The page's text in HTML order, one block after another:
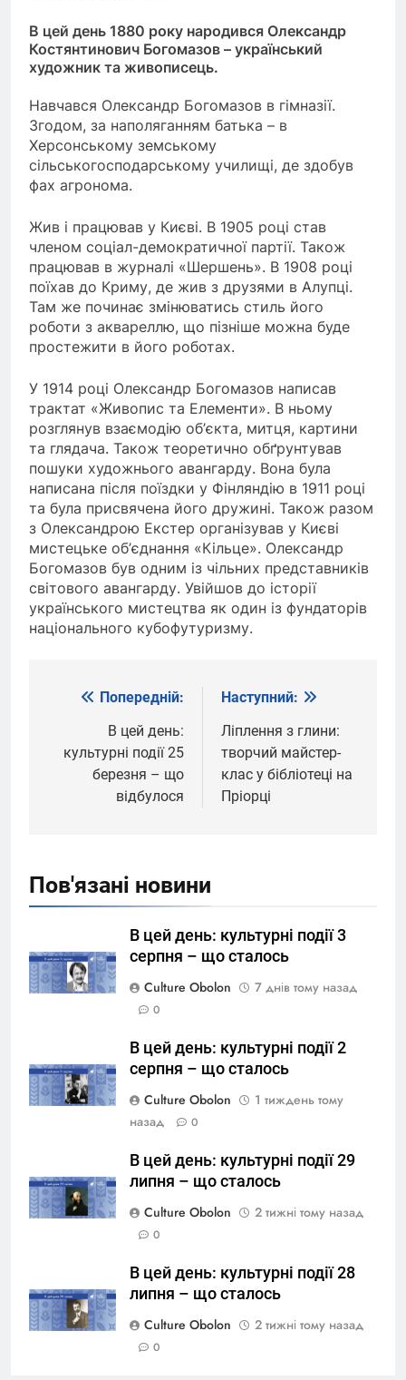
В цей день 1880 року народився Олександр
Костянтинович Богомазов – український
художник та живописець.
Навчався Олександр Богомазов в гімназії.
Згодом, за наполяганням батька – в
Херсонському земському
сільськогосподарському училищі, де здобув
фах агронома.
Жив і працював у Києві. В 1905 році став
членом соціал-демократичної партії. Також
працював в журналі «Шершень». В 1908 році
поїхав до Криму, де жив з друзями в Алупці.
Там же починає змінюватись стиль його
роботи з аквареллю, що пізніше можна буде
простежити в його роботах.
У 1914 році Олександр Богомазов написав
трактат «Живопис та Елементи». В ньому
розглянув взаємодію об’єкта, митця, картини
та глядача. Також теоретично обґрунтував
пошуки художнього авангарду. Вона була
написана після поїздки у Фінляндію в 1911 році
та була присвячена його дружині. Також разом
з Олександрою Екстер організував у Києві
мистецьке об’єднання «Кільце». Олександр
Богомазов був одним із чільних представників
світового авангарду. Увійшов до історії
українського мистецтва як один із фундаторів
національного кубофутуризму.
Навігація
записів
Попередній:
В цей день:
культурні події 25
березня – що
відбулося
Наступний:
Ліплення з глини:
творчий майстер-
клас у бібліотеці на
Пріорці
Пов'язані новини
В цей день: культурні події 3
серпня – що сталось
Culture Obolon
7 днів тому назад
0
В цей день: культурні події 2
серпня – що сталось
Culture Obolon
1 тиждень тому
назад
0
В цей день: культурні події 29
липня – що сталось
Culture Obolon
2 тижні тому назад
0
В цей день: культурні події 28
липня – що сталось
Culture Obolon
2 тижні тому назад
0